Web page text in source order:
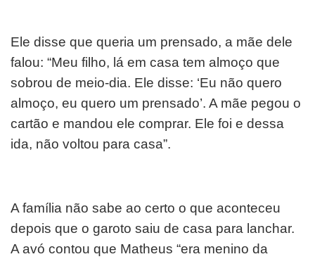
Ele disse que queria um prensado, a mãe dele
falou: “Meu filho, lá em casa tem almoço que
sobrou de meio-dia. Ele disse: ‘Eu não quero
almoço, eu quero um prensado’. A mãe pegou o
cartão e mandou ele comprar. Ele foi e dessa
ida, não voltou para casa”.
A família não sabe ao certo o que aconteceu
depois que o garoto saiu de casa para lanchar.
A avó contou que Matheus “era menino da